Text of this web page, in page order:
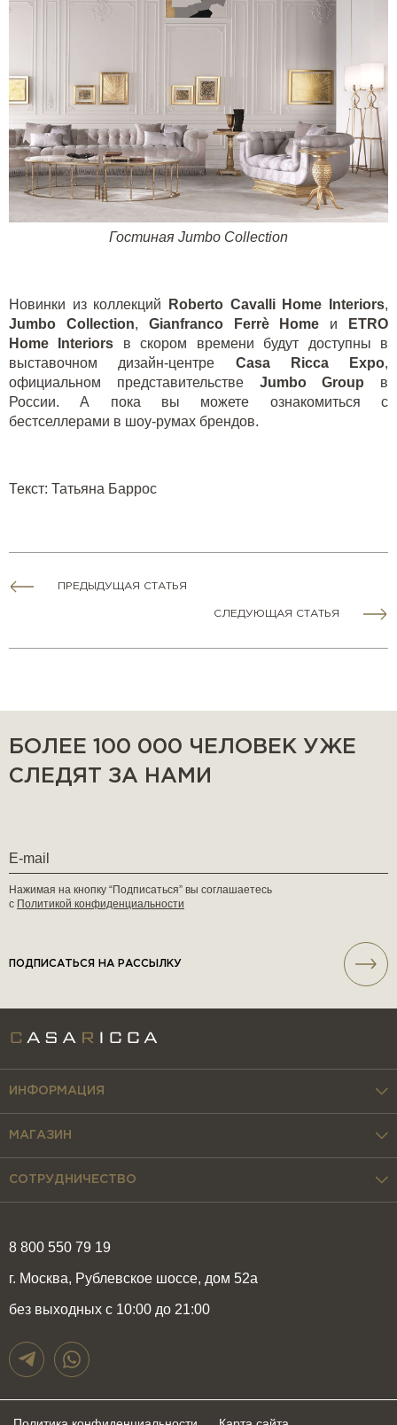
Гостиная Jumbo Collection
Новинки из коллекций Roberto Cavalli Home Interiors,
Jumbo Collection, Gianfranco Ferrè Home и
ETRO
Home Interiors
в скором времени будут доступны в
выставочном дизайн-центре CasaRicca Expo,
официальном представительстве Jumbo Group
в
России.А пока вы можете ознакомиться с
бестселлерами в шоу-румах брендов.
Текст: Татьяна Баррос
ПРЕДЫДУЩАЯ СТАТЬЯ
СЛЕДУЮЩАЯ СТАТЬЯ
БОЛЕЕ 100 000 ЧЕЛОВЕК УЖЕ
СЛЕДЯТ ЗА НАМИ
Нажимая на кнопку “Подписаться” вы соглашаетесь
с Политикой конфиденциальности
ПОДПИСАТЬСЯ НА РАССЫЛКУ
8 800 550 79 19
г. Москва, Рублевское шоссе, дом 52а
без выходных с 10:00 до 21:00
ИНФОРМАЦИЯ
МАГАЗИН
СОТРУДНИЧЕСТВО